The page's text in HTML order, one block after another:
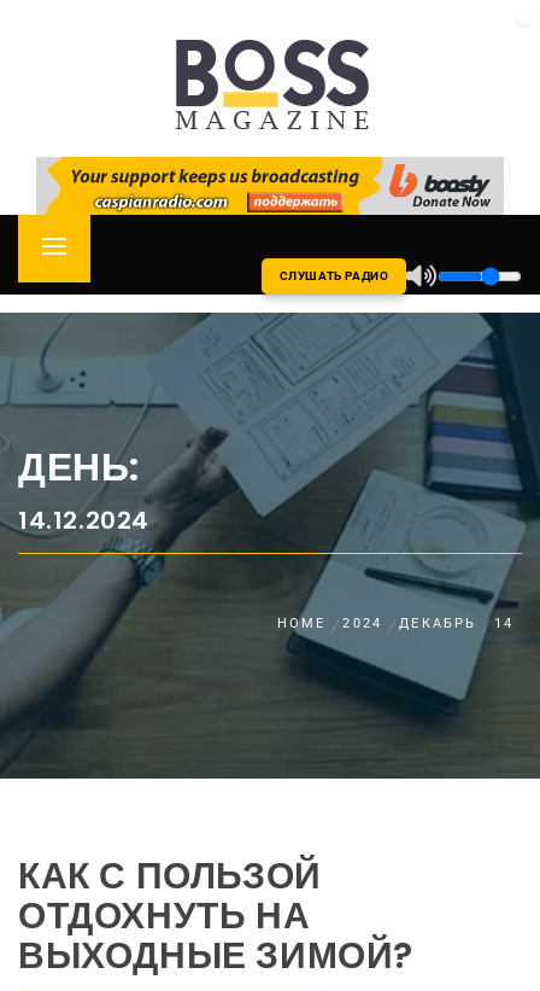
CASPIAN RADIO
Primary
Menu
СЛУШАТЬ РАДИО
ДЕНЬ:
14.12.2024
HOME 2024 ДЕКАБРЬ 14
КАК С ПОЛЬЗОЙ
ОТДОХНУТЬ НА
ВЫХОДНЫЕ ЗИМОЙ?